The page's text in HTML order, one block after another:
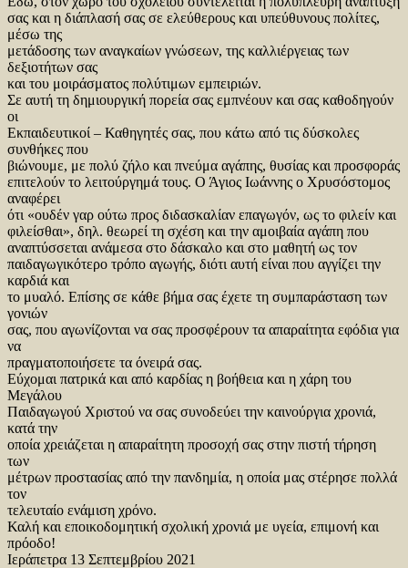
σας και η διάπλασή σας σε ελεύθερους και υπεύθυνους πολίτες,
μέσω της
μετάδοσης των αναγκαίων γνώσεων, της καλλιέργειας των
δεξιοτήτων σας
και του μοιράσματος πολύτιμων εμπειριών.
Σε αυτή τη δημιουργική πορεία σας εμπνέουν και σας καθοδηγούν
οι
Εκπαιδευτικοί – Καθηγητές σας, που κάτω από τις δύσκολες
συνθήκες που
βιώνουμε, με πολύ ζήλο και πνεύμα αγάπης, θυσίας και προσφοράς
επιτελούν το λειτούργημά τους. Ο Άγιος Ιωάννης ο Χρυσόστομος
αναφέρει
ότι «ουδέν γαρ ούτω προς διδασκαλίαν επαγωγόν, ως το φιλείν και
φιλείσθαι», δηλ. θεωρεί τη σχέση και την αμοιβαία αγάπη που
αναπτύσσεται ανάμεσα στο δάσκαλο και στο μαθητή ως τον
παιδαγωγικότερο τρόπο αγωγής, διότι αυτή είναι που αγγίζει την
καρδιά και
το μυαλό. Επίσης σε κάθε βήμα σας έχετε τη συμπαράσταση των
γονιών
σας, που αγωνίζονται να σας προσφέρουν τα απαραίτητα εφόδια για
να
πραγματοποιήσετε τα όνειρά σας.
Εύχομαι πατρικά και από καρδίας η βοήθεια και η χάρη του
Μεγάλου
Παιδαγωγού Χριστού να σας συνοδεύει την καινούργια χρονιά,
κατά την
οποία χρειάζεται η απαραίτητη προσοχή σας στην πιστή τήρηση
των
μέτρων προστασίας από την πανδημία, η οποία μας στέρησε πολλά
τον
τελευταίο ενάμιση χρόνο.
Καλή και εποικοδομητική σχολική χρονιά με υγεία, επιμονή και
πρόοδο!
Ιεράπετρα 13 Σεπτεμβρίου 2021